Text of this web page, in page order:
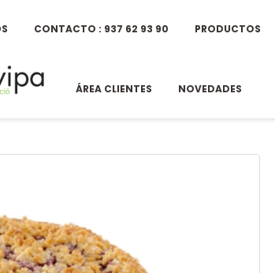
CONTACTO : 937 62 93 90 PRODUCTOS
ÁREA CLIENTES NOVEDADES